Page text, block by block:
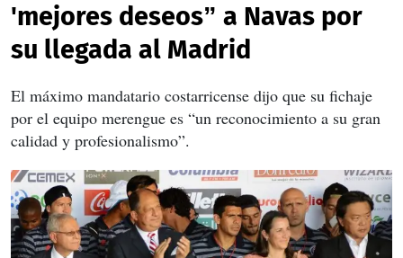
'mejores deseos” a Navas por
su llegada al Madrid
El máximo mandatario costarricense dijo que su fichaje
por el equipo merengue es “un reconocimiento a su gran
calidad y profesionalismo”.